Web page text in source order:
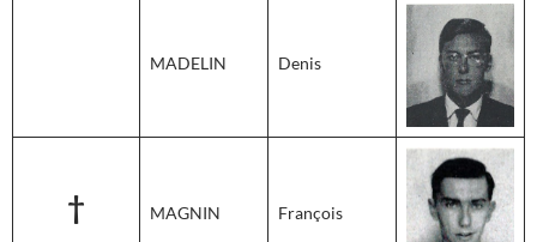
MADELIN Denis
† MAGNIN François